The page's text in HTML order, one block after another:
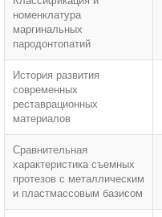
номенклатура
маргинальных
пародонтопатий
История развития
современных
реставрационных
материалов
Сравнительная
характеристика съемных
протезов с металлическим
и пластмассовым базисом